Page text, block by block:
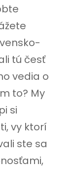
tú česť
vedia o
to? My
si
vy ktorí
ste sa